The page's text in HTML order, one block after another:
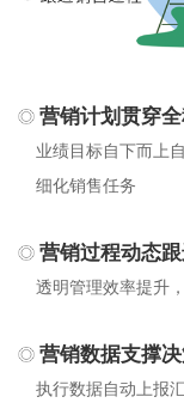
营销计划贯穿
业绩目标自下而上
细化销售任务
营销过程动态
透明管理效率提升
营销数据支撑
执行数据自动上报